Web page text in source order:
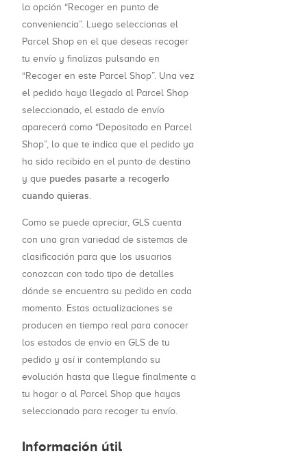
la opción “Recoger en punto de
conveniencia”. Luego seleccionas el
Parcel Shop en el que deseas recoger
tu envío y finalizas pulsando en
“Recoger en este Parcel Shop”. Una vez
el pedido haya llegado al Parcel Shop
seleccionado, el estado de envío
aparecerá como “Depositado en Parcel
Shop”, lo que te indica que el pedido ya
ha sido recibido en el punto de destino
y que puedes pasarte a recogerlo
cuando quieras
Como se puede apreciar, GLS cuenta
con una gran variedad de sistemas de
clasificación para que los usuarios
conozcan con todo tipo de detalles
dónde se encuentra su pedido en cada
momento. Estas actualizaciones se
producen en tiempo real para conocer
los estados de envío en GLS de tu
pedido y así ir contemplando su
evolución hasta que llegue finalmente a
tu hogar o al Parcel Shop que hayas
seleccionado para recoger tu envío.
Información útil